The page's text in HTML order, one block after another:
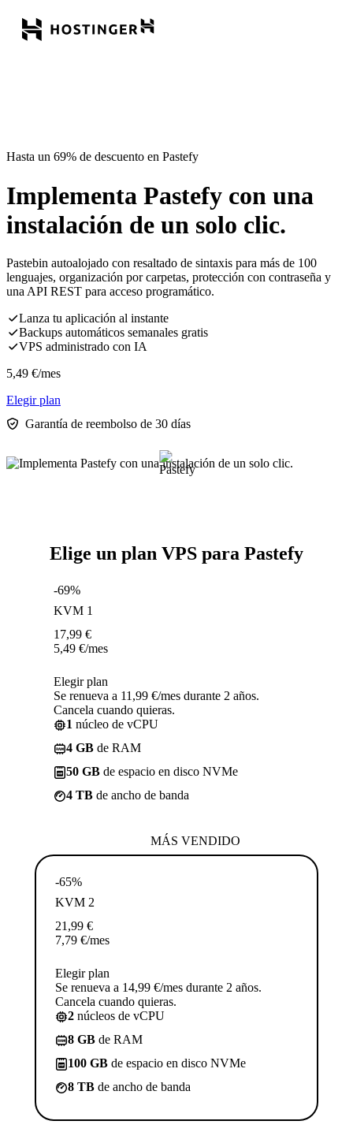
Hasta un 69% de descuento en Pastefy
Implementa Pastefy con una
instalación de un solo clic.
Pastebin autoalojado con resaltado de sintaxis para más de 100
lenguajes, organización por carpetas, protección con contraseña y
una API REST para acceso programático.
Lanza tu aplicación al instante
Backups automáticos semanales gratis
VPS administrado con IA
5,49 €/mes
Elegir plan
Garantía de reembolso de 30 días
Elige un plan VPS para Pastefy
-69%
KVM 1
17,99 €
5,49 €/mes
Elegir plan
Se renueva a 11,99 €/mes durante 2 años.
Cancela cuando quieras.
1 núcleo de vCPU
4 GB de RAM
50 GB de espacio en disco NVMe
4 TB de ancho de banda
MÁS VENDIDO
-65%
KVM 2
21,99 €
7,79 €/mes
Elegir plan
Se renueva a 14,99 €/mes durante 2 años.
Cancela cuando quieras.
2 núcleos de vCPU
8 GB de RAM
100 GB de espacio en disco NVMe
8 TB de ancho de banda